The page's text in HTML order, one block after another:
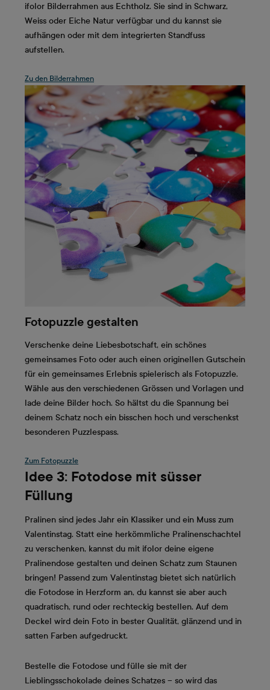
ifolor Bilderrahmen aus Echtholz. Sie sind in Schwarz,
Weiss oder Eiche Natur verfügbar und du kannst sie
aufhängen oder mit dem integrierten Standfuss
aufstellen.
Zu den Bilderrahmen
Fotopuzzle gestalten
Verschenke deine Liebesbotschaft, ein schönes
gemeinsames Foto oder auch einen originellen Gutschein
für ein gemeinsames Erlebnis spielerisch als Fotopuzzle.
Wähle aus den verschiedenen Grössen und Vorlagen und
lade deine Bilder hoch. So hältst du die Spannung bei
deinem Schatz noch ein bisschen hoch und verschenkst
besonderen Puzzlespass.
Zum Fotopuzzle
Idee 3: Fotodose mit süsser
Füllung
Pralinen sind jedes Jahr ein Klassiker und ein Muss zum
Valentinstag. Statt eine herkömmliche Pralinenschachtel
zu verschenken, kannst du mit ifolor deine eigene
Pralinendose gestalten und deinen Schatz zum Staunen
bringen! Passend zum Valentinstag bietet sich natürlich
die Fotodose in Herzform an, du kannst sie aber auch
quadratisch, rund oder rechteckig bestellen. Auf dem
Deckel wird dein Foto in bester Qualität, glänzend und in
satten Farben aufgedruckt.
Bestelle die Fotodose und fülle sie mit der
Lieblingsschokolade deines Schatzes – so wird das